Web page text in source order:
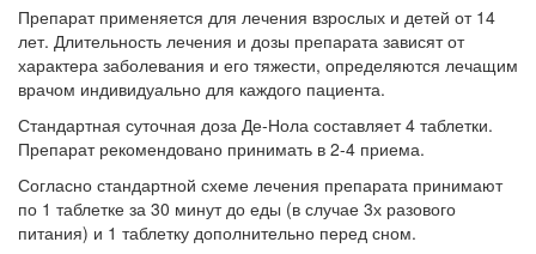
Препарат применяется для лечения взрослых и детей от 14
лет. Длительность лечения и дозы препарата зависят от
характера заболевания и его тяжести, определяются лечащим
врачом индивидуально для каждого пациента.
Стандартная суточная доза Де-Нола составляет 4 таблетки.
Препарат рекомендовано принимать в 2-4 приема.
Согласно стандартной схеме лечения препарата принимают
по 1 таблетке за 30 минут до еды (в случае 3х разового
питания) и 1 таблетку дополнительно перед сном.